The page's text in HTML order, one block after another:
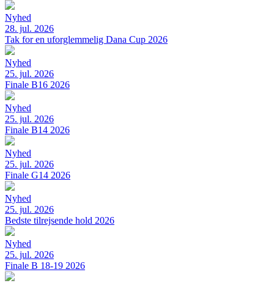
Nyhed
28. jul. 2026
Tak for en uforglemmelig Dana Cup 2026
Nyhed
25. jul. 2026
Finale B16 2026
Nyhed
25. jul. 2026
Finale B14 2026
Nyhed
25. jul. 2026
Finale G14 2026
Nyhed
25. jul. 2026
Bedste tilrejsende hold 2026
Nyhed
25. jul. 2026
Finale B 18-19 2026